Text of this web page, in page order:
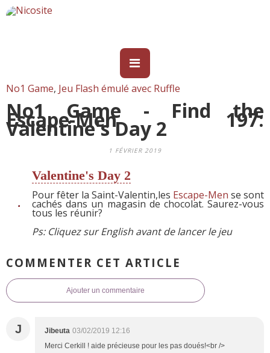
No1 Game, Jeu Flash émulé avec Ruffle
No1 Game - Find the
Escape-Men 197:
Valentine's Day 2
1 FÉVRIER 2019
Valentine's Day 2
Pour fêter la Saint-Valentin,les Escape-Men se sont
cachés dans un magasin de chocolat. Saurez-vous
tous les réunir?
Ps: Cliquez sur English avant de lancer le jeu
COMMENTER CET ARTICLE
Ajouter un commentaire
J Jibeuta 03/02/2019 12:16
Merci Cerkill ! aide précieuse pour les pas doués!<br />